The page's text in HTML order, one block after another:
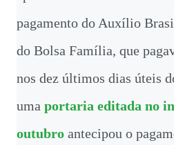
pagamento do Auxílio
do Bolsa Família, que
nos dez últimos dias úteis
uma portaria editada no
outubro antecipou o